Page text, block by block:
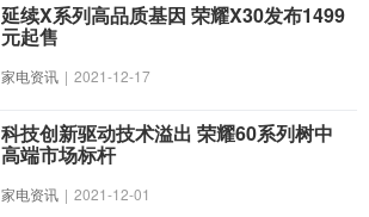
延续X系列高品质基因 荣耀X30发布1499
元起售
家电资讯 | 2021-12-17
科技创新驱动技术溢出 荣耀60系列树中
高端市场标杆
家电资讯 | 2021-12-01